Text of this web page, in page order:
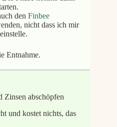
den Finbee
nicht dass ich mir
Entnahme.
Zinsen abschöpfen
und kostet nichts, das